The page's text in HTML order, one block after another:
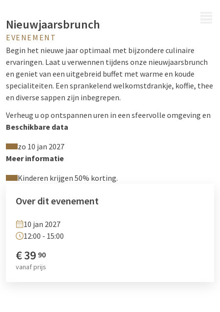
Nieuwjaarsbrunch
EVENEMENT
Begin het nieuwe jaar optimaal met bijzondere culinaire
ervaringen. Laat u verwennen tijdens onze nieuwjaarsbrunch
en geniet van een uitgebreid buffet met warme en koude
specialiteiten. Een sprankelend welkomstdrankje, koffie, thee
en diverse sappen zijn inbegrepen.
Verheug u op ontspannen uren in een sfeervolle omgeving en
geniet van het prachtige uitzicht op het Drewitzmeer – de
door te bellen naar 039927-7670 of via
drewitz@vandervalk.de
Beschikbare data
zo 10 jan 2027
Meer informatie
Kinderen krijgen 50% korting.
Over dit evenement
10 jan 2027
12:00 - 15:00
€39 90
vanafprijs